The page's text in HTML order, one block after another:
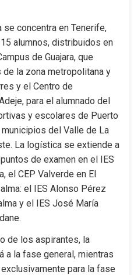
concentra en Tenerife,
alumnos, distribuidos en
de Guajara, que
la zona metropolitana y
y el Centro de
para el alumnado del
y escolares de Puerto
del Valle de La
La logística se extiende a
de examen en el IES
el CEP Valverde en El
el IES Alonso Pérez
y el IES José María
de los aspirantes, la
a la fase general, mientras
para la fase